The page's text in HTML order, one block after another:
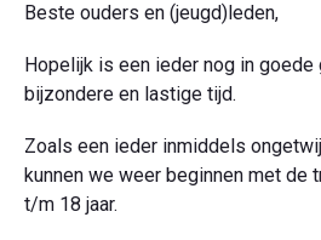
Beste ouders en (jeugd)leden,
Hopelijk is een ieder nog in
bijzondere en lastige tijd.
Zoals een ieder inmiddels
kunnen we weer beginnen met de
t/m 18 jaar.